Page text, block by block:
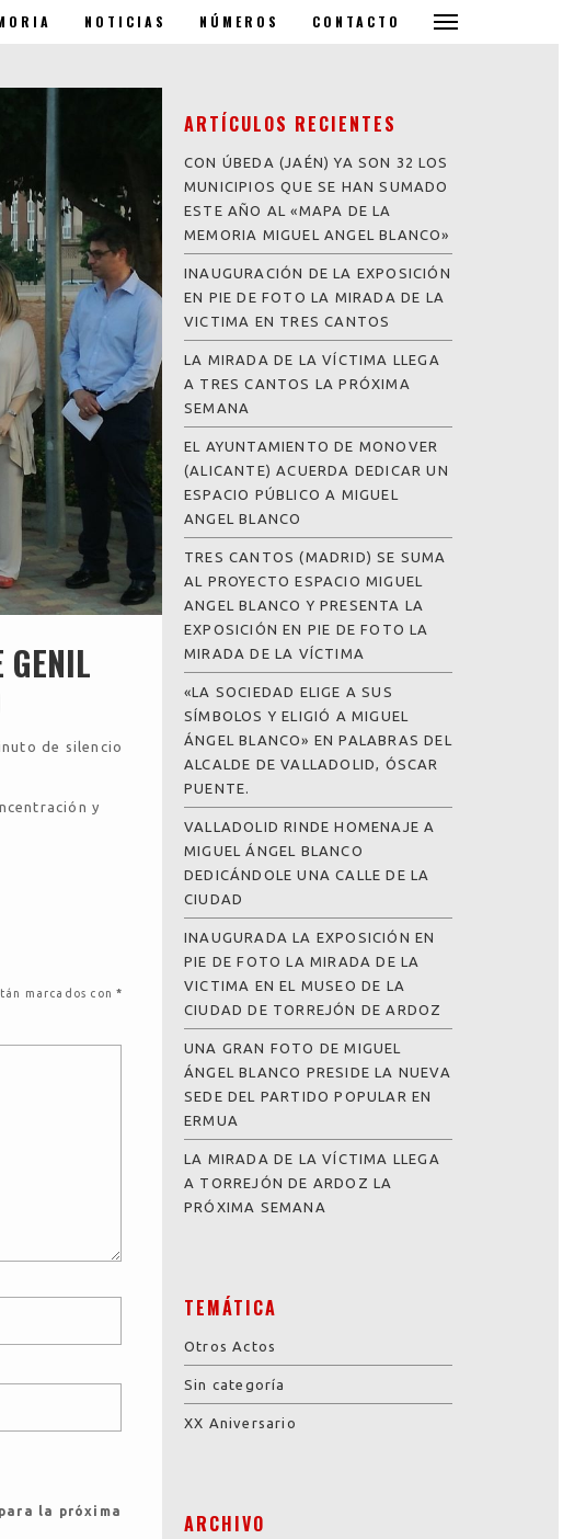
NOTICIAS NÚMEROS CONTACTO
GENIL
de silencio
y
marcados con*
la próxima
ARTÍCULOS RECIENTES
CON ÚBEDA (JAÉN) YA SON 32 LOS
MUNICIPIOS QUE SE HAN SUMADO
ESTE AÑO AL «MAPA DE LA
MEMORIA MIGUEL ANGEL BLANCO»
INAUGURACIÓN DE LA EXPOSICIÓN
EN PIE DE FOTO LA MIRADA DE LA
VICTIMA EN TRES CANTOS
LA MIRADA DE LA VÍCTIMA LLEGA
A TRES CANTOS LA PRÓXIMA
SEMANA
EL AYUNTAMIENTO DE MONOVER
(ALICANTE) ACUERDA DEDICAR UN
ESPACIO PÚBLICO A MIGUEL
ANGEL BLANCO
TRES CANTOS (MADRID) SE SUMA
AL PROYECTO ESPACIO MIGUEL
ANGEL BLANCO Y PRESENTA LA
EXPOSICIÓN EN PIE DE FOTO LA
MIRADA DE LA VÍCTIMA
«LA SOCIEDAD ELIGE A SUS
SÍMBOLOS Y ELIGIÓ A MIGUEL
ÁNGEL BLANCO» EN PALABRAS DEL
ALCALDE DE VALLADOLID, ÓSCAR
PUENTE.
VALLADOLID RINDE HOMENAJE A
MIGUEL ÁNGEL BLANCO
DEDICÁNDOLE UNA CALLE DE LA
CIUDAD
INAUGURADA LA EXPOSICIÓN EN
PIE DE FOTO LA MIRADA DE LA
VICTIMA EN EL MUSEO DE LA
CIUDAD DE TORREJÓN DE ARDOZ
UNA GRAN FOTO DE MIGUEL
ÁNGEL BLANCO PRESIDE LA NUEVA
SEDE DEL PARTIDO POPULAR EN
ERMUA
LA MIRADA DE LA VÍCTIMA LLEGA
A TORREJÓN DE ARDOZ LA
PRÓXIMA SEMANA
TEMÁTICA
Otros Actos
Sin categoría
XX Aniversario
ARCHIVO